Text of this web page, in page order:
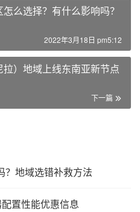
么选择？有什么影响吗？
2022年3月18日 pm5:12
）地域上线东南亚新节点
下一篇
？地域选错补救方法
置性能优惠信息